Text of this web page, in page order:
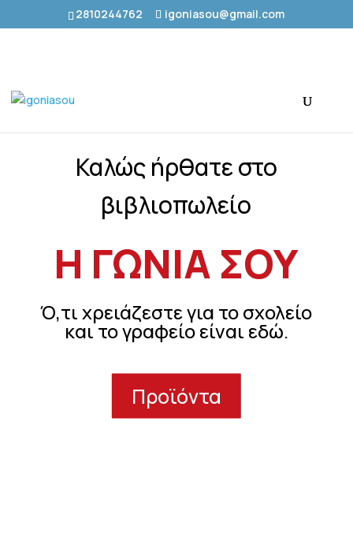
2810244762 igoniasou@gmail.com
Καλώς ήρθατε στο
βιβλιοπωλείο
Η ΓΩΝΙΑ ΣΟΥ
Ό,τι χρειάζεστε για το σχολείο
και το γραφείο είναι εδώ.
Προϊόντα